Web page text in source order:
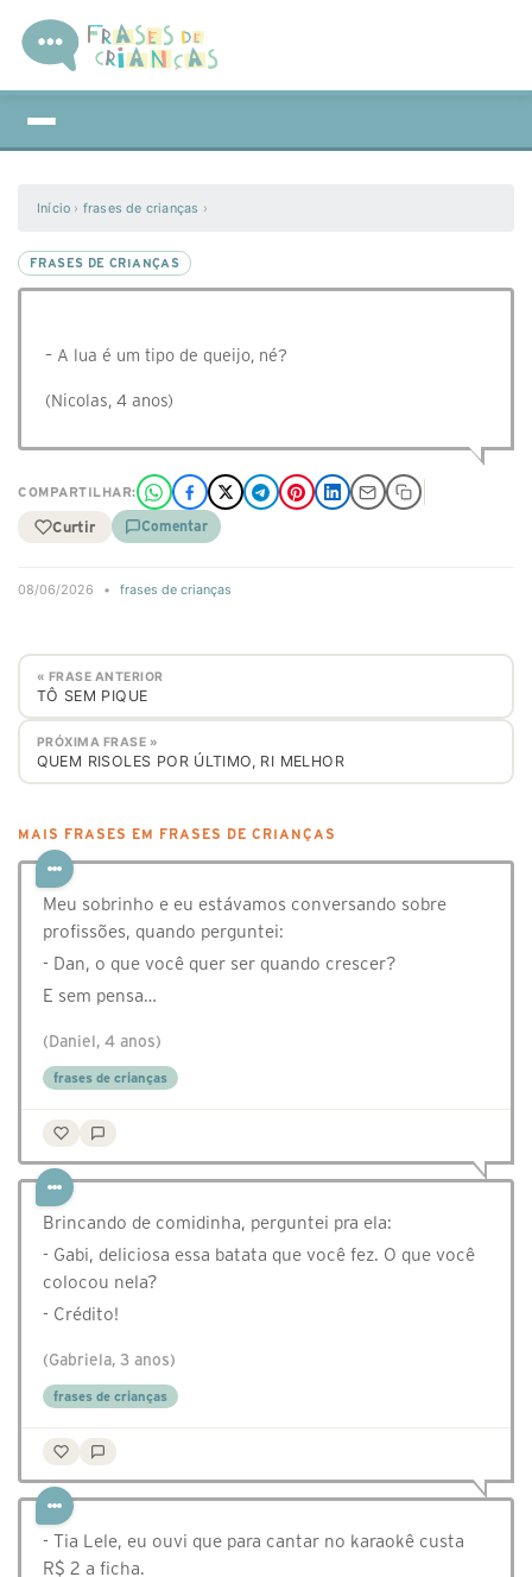
Início › frases de crianças ›
FRASES DE CRIANÇAS
– A lua é um tipo de queijo, né?
(Nicolas, 4 anos)
COMPARTILHAR:
Curtir Comentar
08/06/2026 • frases de crianças
« FRASE ANTERIOR
TÔ SEM PIQUE
PRÓXIMA FRASE »
QUEM RISOLES POR ÚLTIMO, RI MELHOR
MAIS FRASES EM FRASES DE CRIANÇAS
Meu sobrinho e eu estávamos conversando sobre
profissões, quando perguntei:
- Dan, o que você quer ser quando crescer?
E sem pensa…
(Daniel, 4 anos)
frases de crianças
Brincando de comidinha, perguntei pra ela:
- Gabi, deliciosa essa batata que você fez. O que você
colocou nela?
- Crédito!
(Gabriela, 3 anos)
frases de crianças
- Tia Lele, eu ouvi que para cantar no karaokê custa
R$ 2 a ficha.